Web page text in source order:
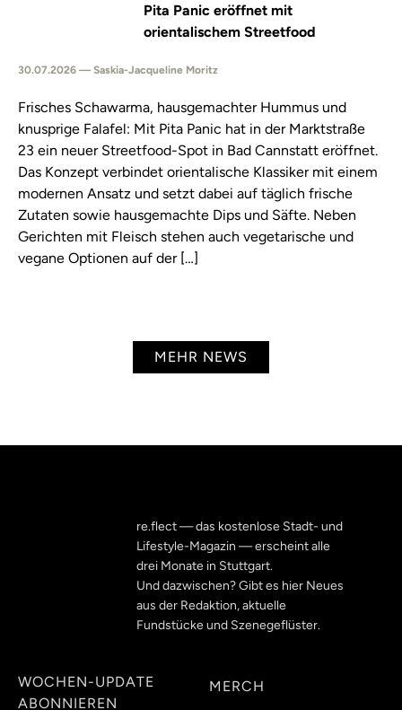
Pita Panic eröffnet mit
orientalischem Streetfood
30.07.2026 — Saskia-Jacqueline Moritz
Frisches Schawarma, hausgemachter Hummus und
knusprige Falafel: Mit Pita Panic hat in der Marktstraße
23 ein neuer Streetfood-Spot in Bad Cannstatt eröffnet.
Das Konzept verbindet orientalische Klassiker mit einem
modernen Ansatz und setzt dabei auf täglich frische
Zutaten sowie hausgemachte Dips und Säfte. Neben
Gerichten mit Fleisch stehen auch vegetarische und
vegane Optionen auf der […]
MEHR NEWS
re.flect — das kostenlose Stadt- und
Lifestyle-Magazin — erscheint alle
drei Monate in Stuttgart.
Und dazwischen? Gibt es hier Neues
aus der Redaktion, aktuelle
Fundstücke und Szenegeflüster.
WOCHEN-UPDATE
ABONNIEREN
MERCH